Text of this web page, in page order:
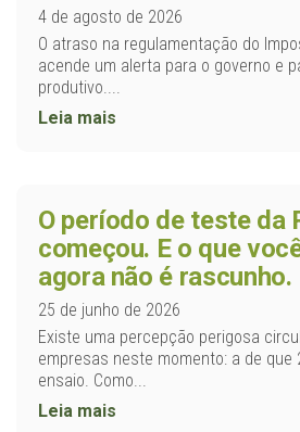
4 de agosto de 2026
O atraso na regulamentação do
acende um alerta para o governo e
produtivo....
Leia mais
O período de teste da
começou. E o que
agora não é rascunho.
25 de junho de 2026
Existe uma percepção perigosa
empresas neste momento: a de que
ensaio. Como...
Leia mais